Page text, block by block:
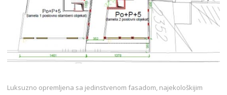
Luksuzno opremljena sa jedinstvenom fasadom, najekološkijim